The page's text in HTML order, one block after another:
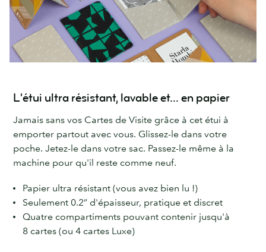
L'étui ultra résistant, lavable et... en papier
Jamais sans vos Cartes de Visite grâce à cet étui à
emporter partout avec vous. Glissez-le dans votre
poche. Jetez-le dans votre sac. Passez-le même à la
machine pour qu'il reste comme neuf.
Papier ultra résistant (vous avez bien lu !)
Seulement 0.2” d'épaisseur, pratique et discret
Quatre compartiments pouvant contenir jusqu'à
8 cartes (ou 4 cartes Luxe)